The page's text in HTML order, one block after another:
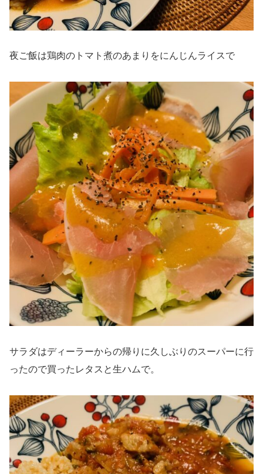
夜ご飯は鶏肉のトマト煮のあまりをにんじんライスで
サラダはディーラーからの帰りに久しぶりのスーパーに行
ったので買ったレタスと生ハムで。